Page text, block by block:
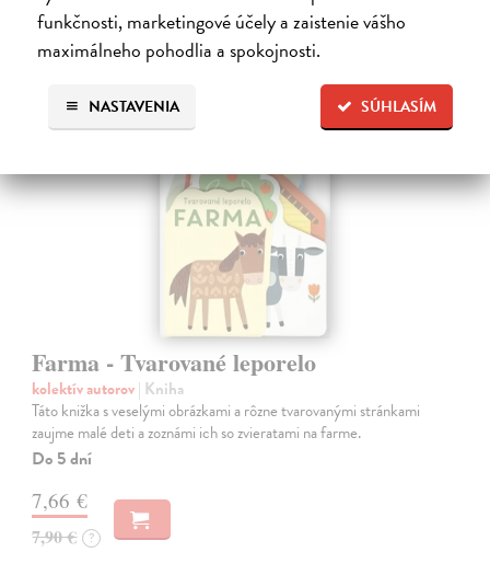
funkčnosti, marketingové účely a zaistenie vášho
maximálneho pohodlia a spokojnosti.
SÚHLASÍM
NASTAVENIA
7,90 € ?
Farma - Tvarované leporelo
kolektív autorov| Kniha
Táto knižka s veselými obrázkami a rôzne tvarovanými stránkami
zaujme malé deti a zoznámi ich so zvieratami na farme.
Do 5 dní
7,66 €
7,90 € ?